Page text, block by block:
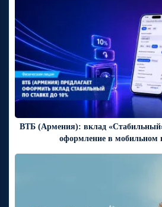
ВТБ (Армения): вклад
оформление в мобильном